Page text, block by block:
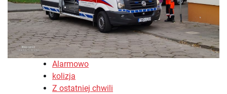
Alarmowo
kolizja
Z ostatniej chwili